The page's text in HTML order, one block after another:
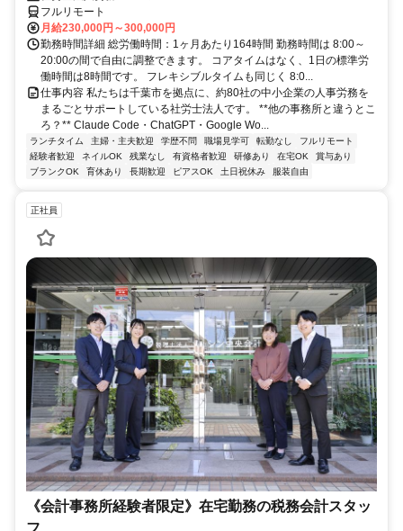
フルリモート
月給230,000円～300,000円
勤務時間詳細 総労働時間：1ヶ月あたり164時間 勤務時間は 8:00～
20:00の間で自由に調整できます。 コアタイムはなく、1日の標準労
働時間は8時間です。 フレキシブルタイムも同じく 8:0...
仕事内容 私たちは千葉市を拠点に、約80社の中小企業の人事労務を
まるごとサポートしている社労士法人です。 **他の事務所と違うとこ
ろ？** Claude Code・ChatGPT・Google Wo...
ランチタイム 主婦・主夫歓迎 学歴不問 職場見学可 転勤なし
フルリモート
経験者歓迎
ネイルOK 残業なし 有資格者歓迎 研修あり 在宅OK
賞与あり
ブランクOK
育休あり 長期歓迎 ピアスOK 土日祝休み 服装自由
正社員
《会計事務所経験者限定》在宅勤務の税務会計スタッ
フ